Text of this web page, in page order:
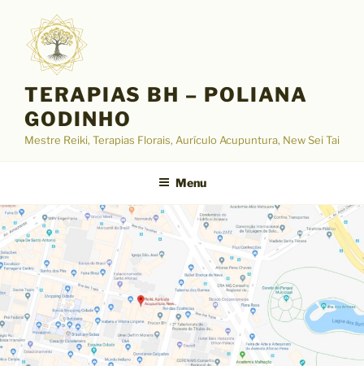
conteúdo
TERAPIAS BH – POLIANA
GODINHO
Mestre Reiki, Terapias Florais, Aurículo Acupuntura, New Sei Tai
Menu